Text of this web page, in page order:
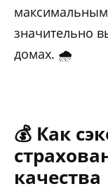
максимальным
значительно
домах. 🌧️
💰 Как
качества